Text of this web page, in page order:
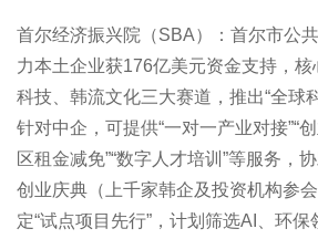
首尔经济振兴院（SBA）：首尔市公
力本土企业获176亿美元资金支持，
科技、韩流文化三大赛道，推出“全球
针对中企，可提供“一对一产业对接”“
区租金减免”“数字人才培训”等服务，
创业庆典（上千家韩企及投资机构参
定“试点项目先行”，计划筛选AI、环